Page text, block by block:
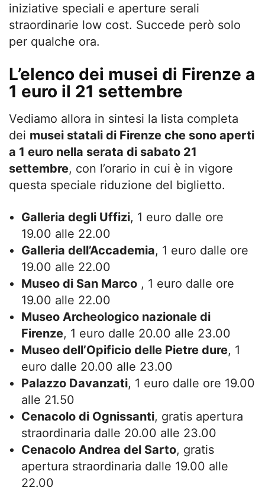
iniziative speciali e aperture serali
straordinarie low cost. Succede però solo
per qualche ora.
L’elenco dei musei di Firenze a
1 euro il 21 settembre
Vediamo allora in sintesi la lista completa
dei musei statali di Firenze che sono aperti
a 1 euro nella serata di sabato 21
settembre, con l’orario in cui è in vigore
questa speciale riduzione del biglietto.
Galleria degli Uffizi, 1 euro dalle ore
19.00 alle 22.00
Galleria dell’Accademia, 1 euro dalle ore
19.00 alle 22.00
Museo di San Marco , 1 euro dalle ore
19.00 alle 22.00
Museo Archeologico nazionale di
Firenze, 1 euro dalle 20.00 alle 23.00
Museo dell’Opificio delle Pietre dure, 1
euro dalle 20.00 alle 23.00
Palazzo Davanzati, 1 euro dalle ore 19.00
alle 21.50
Cenacolo di Ognissanti, gratis apertura
straordinaria dalle 20.00 alle 23.00
Cenacolo Andrea del Sarto, gratis
apertura straordinaria dalle 19.00 alle
22.00